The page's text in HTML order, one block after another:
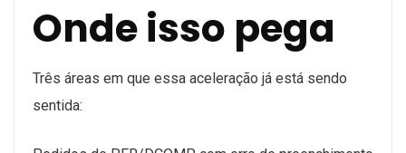
Onde isso pega
Três áreas em que essa aceleração já está sendo
sentida: